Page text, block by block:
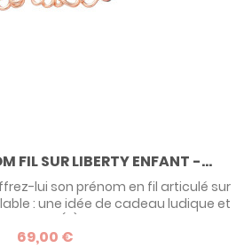
FIL SUR LIBERTY ENFANT -...
lui son prénom en fil articulé sur
: une idée de cadeau ludique et
sera fier(e) de porter ! Osez cette
de gourmette bébé !
69,00 €